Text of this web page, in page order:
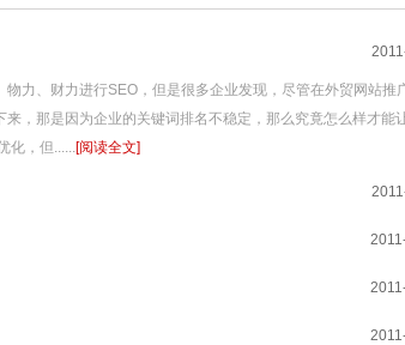
力、财力进行SEO，但是很多企业发现，尽管在外贸网站推
，那是因为企业的关键词排名不稳定，那么究竟怎么样才能
化，但......[阅读全文]